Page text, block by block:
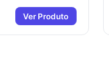
Ver Produto